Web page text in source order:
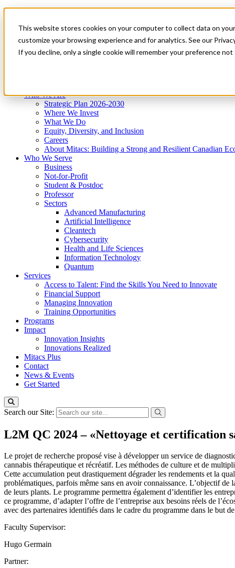
This website stores cookies on your computer to collect data on
customize your browsing experience and for analytics. See our
If you decline, only a single cookie will remember your preference
News & Events
Get Started
Menu
Who We Are
Strategic Plan 2026-2030
Where We Invest
What We Do
Equity, Diversity, and Inclusion
Careers
About Mitacs: Building a Strong and Resilient Canadian
Who We Serve
Business
Not-for-Profit
Student & Postdoc
Professor
Sectors
Advanced Manufacturing
Artificial Intelligence
Cleantech
Cybersecurity
Health and Life Sciences
Information Technology
Quantum
Services
Access to Talent: Find the Skills You Need to Innovate
Financial Support
Managing Innovation
Training Opportunities
Programs
Impact
Innovation Insights
Innovations Realized
Mitacs Plus
Contact
News & Events
Get Started
Search our Site:
L2M QC 2024 – «Nettoyage et certification
Le projet de recherche proposé vise à développer un service de
cannabis thérapeutique et récréatif. Les méthodes de culture et de
Cette accumulation peut drastiquement dégrader les rendements et la
problématiques, parfois même sans en avoir connaissance. L’objectif
de leurs plants. Le programme permettra également d’identifier les
ce programme, d’adapter l’offre de l’entreprise aux besoins réels de
avec des partenaires identifiés dans le cadre du programme dans le but
Faculty Supervisor:
Hugo Germain
Partner: